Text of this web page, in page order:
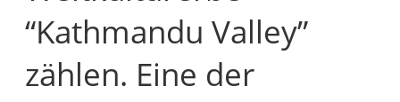
“Kathmandu Valley”
zählen. Eine der